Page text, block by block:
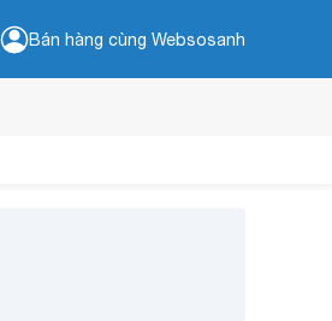
Bán hàng cùng Websosanh